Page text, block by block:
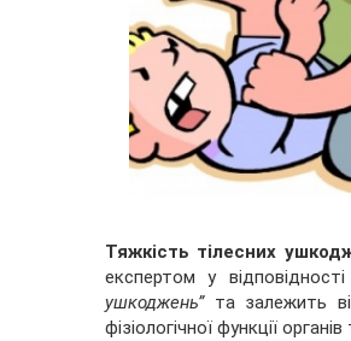
Тяжкість тілесних
експертом у
ушкоджень”та залежить
фізіологічної функції